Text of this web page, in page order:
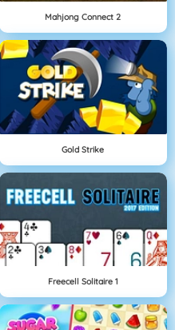
Mahjong Connect 2
Gold Strike
Freecell Solitaire 1